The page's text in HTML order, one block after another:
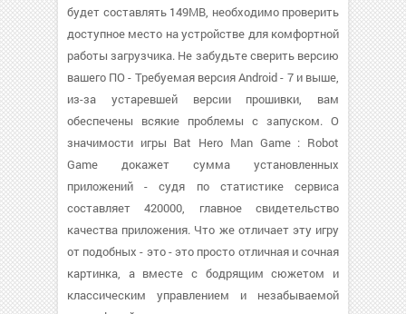
будет составлять 149MB, необходимо проверить
доступное место на устройстве для комфортной
работы загрузчика. Не забудьте сверить версию
вашего ПО - Требуемая версия Android - 7 и выше,
из-за устаревшей версии прошивки, вам
обеспечены всякие проблемы с запуском. О
значимости игры Bat Hero Man Game : Robot
Game докажет сумма установленных
приложений - судя по статистике сервиса
составляет 420000, главное свидетельство
качества приложения. Что же отличает эту игру
от подобных - это - это просто отличная и сочная
картинка, а вместе с бодрящим сюжетом и
классическим управлением и незабываемой